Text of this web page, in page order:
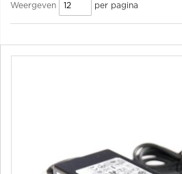
Weergeven per pagina